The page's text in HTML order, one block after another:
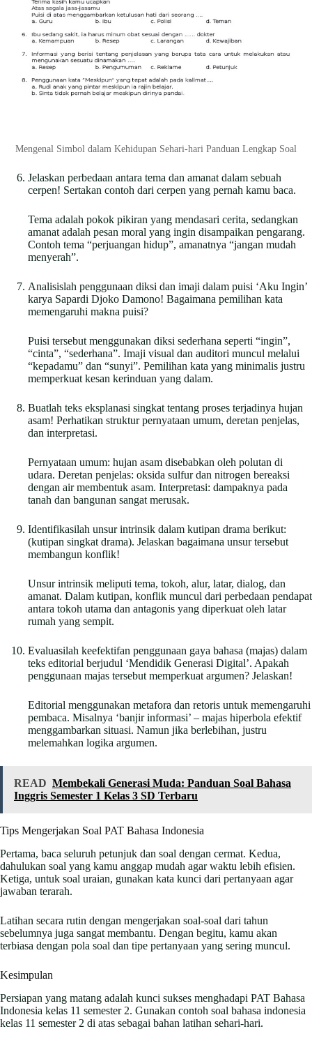
Mengenal Simbol dalam Kehidupan Sehari-hari Panduan Lengkap Soal
Jelaskan perbedaan antara tema dan amanat dalam sebuah
cerpen! Sertakan contoh dari cerpen yang pernah kamu baca.
Tema adalah pokok pikiran yang mendasari cerita, sedangkan
amanat adalah pesan moral yang ingin disampaikan pengarang.
Contoh tema “perjuangan hidup”, amanatnya “jangan mudah
menyerah”.
Analisislah penggunaan diksi dan imaji dalam puisi ‘Aku Ingin’
karya Sapardi Djoko Damono! Bagaimana pemilihan kata
memengaruhi makna puisi?
Puisi tersebut menggunakan diksi sederhana seperti “ingin”,
“cinta”, “sederhana”. Imaji visual dan auditori muncul melalui
“kepadamu” dan “sunyi”. Pemilihan kata yang minimalis justru
memperkuat kesan kerinduan yang dalam.
Buatlah teks eksplanasi singkat tentang proses terjadinya hujan
asam! Perhatikan struktur pernyataan umum, deretan penjelas,
dan interpretasi.
Pernyataan umum: hujan asam disebabkan oleh polutan di
udara. Deretan penjelas: oksida sulfur dan nitrogen bereaksi
dengan air membentuk asam. Interpretasi: dampaknya pada
tanah dan bangunan sangat merusak.
Identifikasilah unsur intrinsik dalam kutipan drama berikut:
(kutipan singkat drama). Jelaskan bagaimana unsur tersebut
membangun konflik!
Unsur intrinsik meliputi tema, tokoh, alur, latar, dialog, dan
amanat. Dalam kutipan, konflik muncul dari perbedaan pendapat
antara tokoh utama dan antagonis yang diperkuat oleh latar
rumah yang sempit.
Evaluasilah keefektifan penggunaan gaya bahasa (majas) dalam
teks editorial berjudul ‘Mendidik Generasi Digital’. Apakah
penggunaan majas tersebut memperkuat argumen? Jelaskan!
Editorial menggunakan metafora dan retoris untuk memengaruhi
pembaca. Misalnya ‘banjir informasi’ – majas hiperbola efektif
menggambarkan situasi. Namun jika berlebihan, justru
melemahkan logika argumen.
READ Membekali Generasi Muda: Panduan Soal Bahasa
Inggris Semester 1 Kelas 3 SD Terbaru
Tips Mengerjakan Soal PAT Bahasa Indonesia
Pertama, baca seluruh petunjuk dan soal dengan cermat. Kedua,
dahulukan soal yang kamu anggap mudah agar waktu lebih efisien.
Ketiga, untuk soal uraian, gunakan kata kunci dari pertanyaan agar
jawaban terarah.
Latihan secara rutin dengan mengerjakan soal-soal dari tahun
sebelumnya juga sangat membantu. Dengan begitu, kamu akan
terbiasa dengan pola soal dan tipe pertanyaan yang sering muncul.
Kesimpulan
Persiapan yang matang adalah kunci sukses menghadapi PAT Bahasa
Indonesia kelas 11 semester 2. Gunakan contoh soal bahasa indonesia
kelas 11 semester 2 di atas sebagai bahan latihan sehari-hari.